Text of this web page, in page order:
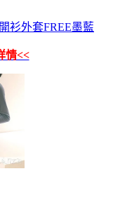
衫外套FREE墨藍
情<<